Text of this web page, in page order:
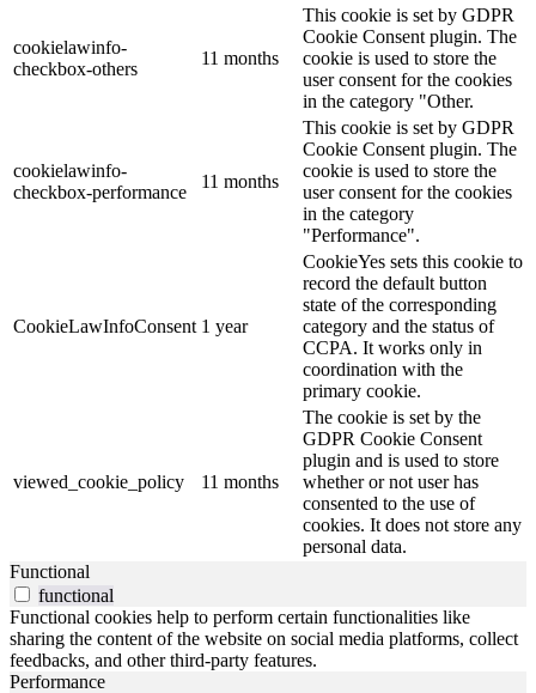
cookielawinfo-
checkbox-others
11 months
This cookie is set by GDPR
Cookie Consent plugin. The
cookie is used to store the
user consent for the cookies
in the category "Other.
cookielawinfo-
checkbox-performance
11 months
This cookie is set by GDPR
Cookie Consent plugin. The
cookie is used to store the
user consent for the cookies
in the category
"Performance".
CookieLawInfoConsent 1 year
CookieYes sets this cookie to
record the default button
state of the corresponding
category and the status of
CCPA. It works only in
coordination with the
primary cookie.
viewed_cookie_policy 11 months
The cookie is set by the
GDPR Cookie Consent
plugin and is used to store
whether or not user has
consented to the use of
cookies. It does not store any
personal data.
Functional
functional
Functional cookies help to perform certain functionalities like
sharing the content of the website on social media platforms, collect
feedbacks, and other third-party features.
Performance